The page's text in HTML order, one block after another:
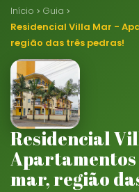
Início
Guia
Residencial Villa Mar -
região das três pedras!
Residencial
mar, região